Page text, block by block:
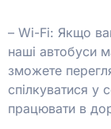
– Wi-Fi: Якщо
наші автобуси
зможете
спілкуватися у
працювати в